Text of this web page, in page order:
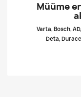
Müüme
Varta, Bosch,
Deta,